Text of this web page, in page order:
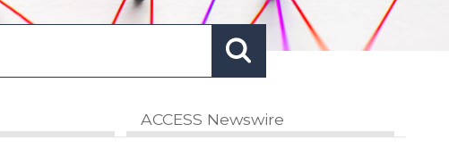
ACCESS Newswire